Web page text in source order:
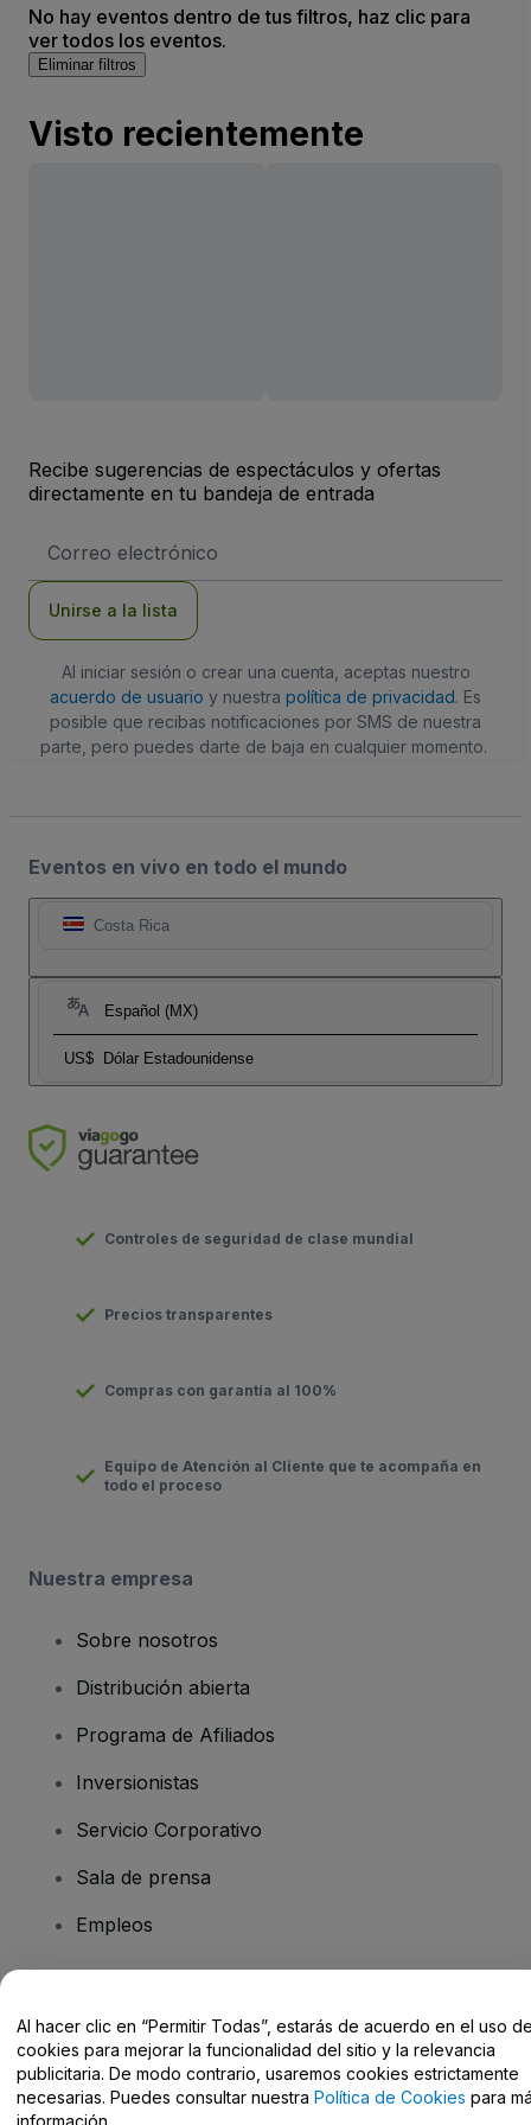
No hay eventos dentro de tus filtros, haz clic para
ver todos los eventos.
Eliminar filtros
Visto recientemente
Recibe sugerencias de espectáculos y ofertas
directamente en tu bandeja de entrada
de
Unirse a la lista
Al iniciar sesión o crear una cuenta, aceptas nuestro
acuerdo de usuario y nuestra política de privacidad. Es
posible que recibas notificaciones por SMS de nuestra
parte, pero puedes darte de baja en cualquier momento.
Eventos en vivo en todo el mundo
Costa Rica
Español (MX)
US$ Dólar Estadounidense
Controles de seguridad de clase mundial
Precios transparentes
Compras con garantía al 100%
Equipo de Atención al Cliente que te acompaña en
todo el proceso
Nuestra empresa
Sobre nosotros
Distribución abierta
Programa de Afiliados
Inversionistas
Servicio Corporativo
Sala de prensa
Empleos
Centro de Ayuda / Contacto
Al hacer clic en “Permitir Todas”, estarás de acuerdo en el uso
cookies para mejorar la funcionalidad del sitio y la relevancia
publicitaria. De modo contrario, usaremos cookies estrictamente
necesarias. Puedes consultar nuestra Política de Cookies para
información.